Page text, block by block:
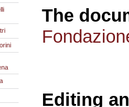
The
Editing